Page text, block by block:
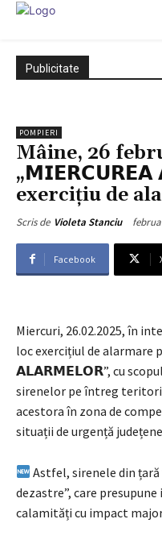
Publicitate
POMPIERI
Mâine, 26
„𝗠𝗜𝗘𝗥𝗖𝗨𝗥𝗘𝗔
exercițiu de
Scris de Violeta Stanciu
Facebook
Miercuri, 26.02.2025, în
loc exercițiul de
𝗔𝗟𝗔𝗥𝗠𝗘𝗟𝗢𝗥”, cu scopul
sirenelor pe întreg
acestora în zona de
situații de urgență
Astfel, sirenele din
dezastre”, care
calamități cu impact